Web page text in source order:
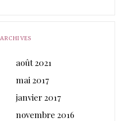
ARCHIVES
août 2021
mai 2017
janvier 2017
novembre 2016